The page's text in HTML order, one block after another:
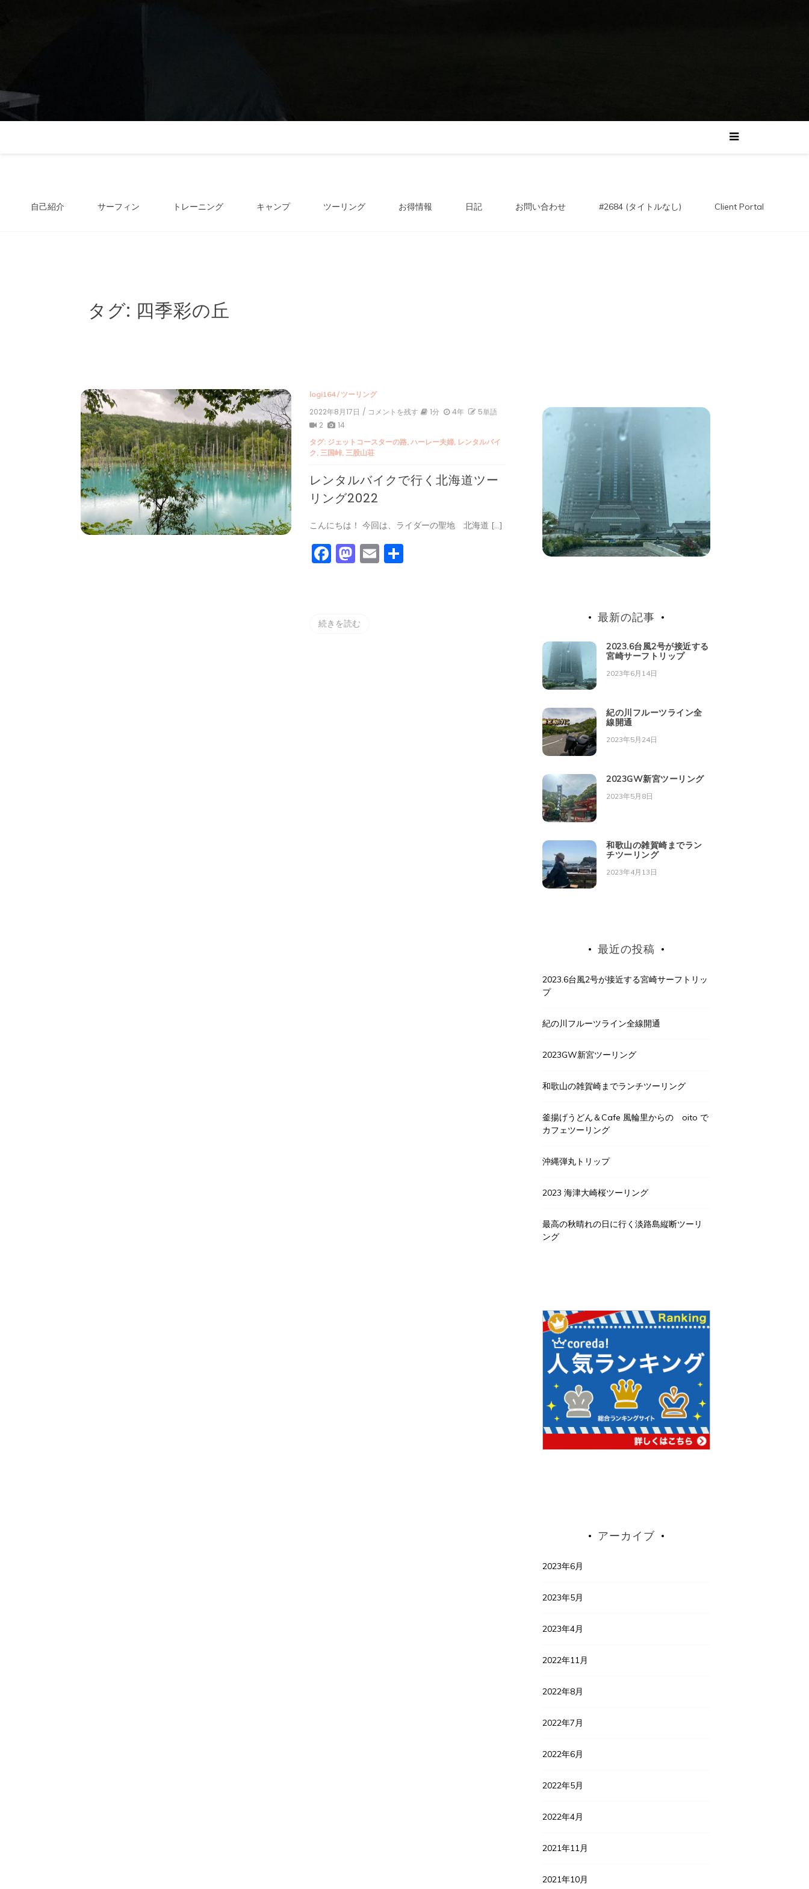
自己紹介 サーフィン トレーニング キャンプ ツーリング お得情報 日記 お問い合わせ #2684 (タイトルなし) Client Portal
タグ: 四季彩の丘
logi164/ ツーリング
2022年8月17日 / コメントを残す on
タ
イ
ク
く
北
1分 4年
5単語
2
14
タグ: ジェットコースターの路,ハーレー夫婦, レンタルバイ
ク, 三国峠, 三股山荘
レンタルバイクで行く北海道ツー
リング2022
こんにちは！ 今回は、ライダーの聖地 北海道 […]
Facebook
Mastodon
Email
続きを読む 最新の記事
2023.6台風2号が接近する
宮崎サーフトリップ
2023年6月14日
紀の川フルーツライン全
線開通
2023年5月24日
2023GW新宮ツーリング
2023年5月8日
和歌山の雑賀崎までラン
チツーリング
2023年4月13日
最近の投稿
2023.6台風2号が接近する宮崎サーフトリッ
プ
紀の川フルーツライン全線開通
2023GW新宮ツーリング
和歌山の雑賀崎までランチツーリング
釜揚げうどん＆Cafe 風輪里からの oito で
カフェツーリング
沖縄弾丸トリップ
2023 海津大崎桜ツーリング
最高の秋晴れの日に行く淡路島縦断ツーリ
ング
アーカイブ
2023年6月
2023年5月
2023年4月
2022年11月
2022年8月
2022年7月
2022年6月
2022年5月
2022年4月
2021年11月
2021年10月